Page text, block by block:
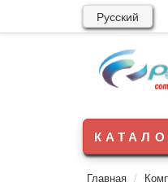
Русский
Главная